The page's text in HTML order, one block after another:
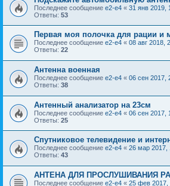
Последнее сообщение e2-e4 « 31 янв 2019,
Ответы: 53
Первая моя полочка для рации и
Последнее сообщение e2-e4 « 08 авг 2018,
Ответы: 22
Антенна военная
Последнее сообщение e2-e4 « 06 сен 2017,
Ответы: 38
Антенный анализатор на 23см
Последнее сообщение e2-e4 « 06 сен 2017,
Ответы: 25
Спутниковое телевидение и
Последнее сообщение e2-e4 « 26 мар 2017,
Ответы: 43
АНТЕНА ДЛЯ ПРОСЛУШИВАНИЯ
Последнее сообщение e2-e4 « 25 фев 2017,